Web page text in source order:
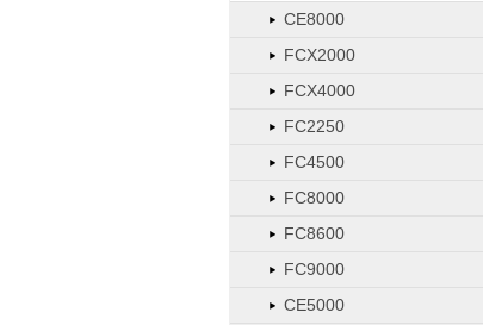
CE8000
FCX2000
FCX4000
FC2250
FC4500
FC8000
FC8600
FC9000
CE5000